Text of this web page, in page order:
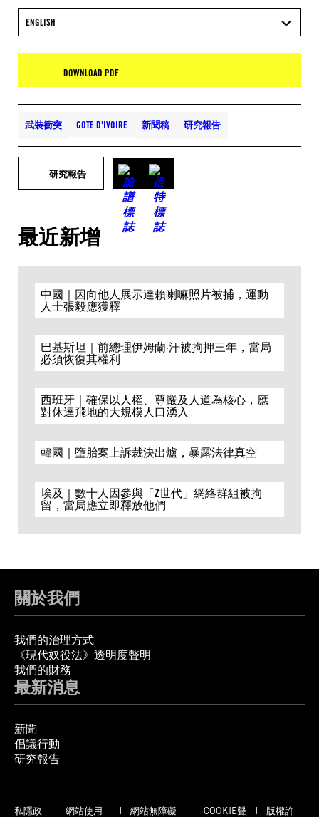
ENGLISH
DOWNLOAD PDF
武裝衝突 COTE D'IVOIRE 新聞稿 研究報告
研究報告
最近新增
中國｜因向他人展示達賴喇嘛照片被捕，運動
人士張毅應獲釋
巴基斯坦｜前總理伊姆蘭·汗被拘押三年，當局
必須恢復其權利
西班牙｜確保以人權、尊嚴及人道為核心，應
對休達飛地的大規模人口湧入
韓國｜墮胎案上訴裁決出爐，暴露法律真空
埃及｜數十人因參與「Z世代」網絡群組被拘
留，當局應立即釋放他們
關於我們
我們的治理方式
《現代奴役法》透明度聲明
我們的財務
最新消息
新聞
倡議行動
研究報告
私隱政 網站使用 網站無障礙 COOKIE聲 版權許